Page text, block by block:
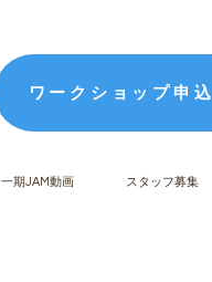
ワークショップ申込
一期JAM動画 スタッフ募集